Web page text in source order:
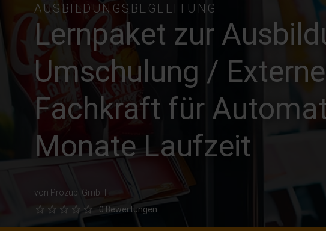
AUSBILDUNGSBEGLEITUNG
Lernpaket zur
Umschulung /
Fachkraft für
Monate Laufzeit
von Prozubi GmbH
0 Bewertungen